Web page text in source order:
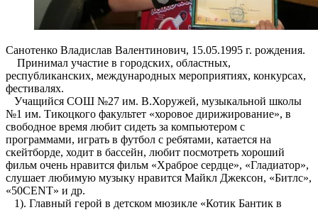
Санотенко Владислав Валентинович, 15.05.1995 г. рождения.
Принимал участие в городских, областных,
республиканских, международных мероприятиях, конкурсах,
фестивалях.
Учащийся СОШ №27 им. В.Хоружей, музыкальной школы
№1 им. Тикоцкого факультет «хоровое дирижирование», в
свободное время любит сидеть за компьютером с
программами, играть в футбол с ребятами, катается на
скейтборде, ходит в бассейн, любит посмотреть хороший
фильм очень нравится фильм «Храброе сердце», «Гладиатор»,
слушает любимую музыку нравится Майкл Джексон, «Битлс»,
«50CENT» и др.
1). Главный герой в детском мюзикле «Котик Бантик в